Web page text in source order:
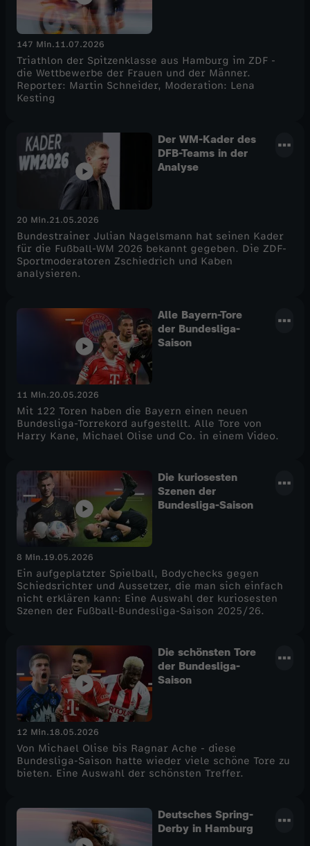
147 Min.11.07.2026
Triathlon der Spitzenklasse aus Hamburg im ZDF -
die Wettbewerbe der Frauen und der Männer.
Reporter: Martin Schneider, Moderation: Lena
Kesting
Der WM-Kader des
DFB-Teams in der
Analyse
20 Min.21.05.2026
Bundestrainer Julian Nagelsmann hat seinen Kader
für die Fußball-WM 2026 bekannt gegeben. Die ZDF-
Sportmoderatoren Zschiedrich und Kaben
analysieren.
Alle Bayern-Tore
der Bundesliga-
Saison
11 Min.20.05.2026
Mit 122 Toren haben die Bayern einen neuen
Bundesliga-Torrekord aufgestellt. Alle Tore von
Harry Kane, Michael Olise und Co. in einem Video.
Die kuriosesten
Szenen der
Bundesliga-Saison
8 Min.19.05.2026
Ein aufgeplatzter Spielball, Bodychecks gegen
Schiedsrichter und Aussetzer, die man sich einfach
nicht erklären kann: Eine Auswahl der kuriosesten
Szenen der Fußball-Bundesliga-Saison 2025/26.
Die schönsten Tore
der Bundesliga-
Saison
12 Min.18.05.2026
Von Michael Olise bis Ragnar Ache - diese
Bundesliga-Saison hatte wieder viele schöne Tore zu
bieten. Eine Auswahl der schönsten Treffer.
Deutsches Spring-
Derby in Hamburg